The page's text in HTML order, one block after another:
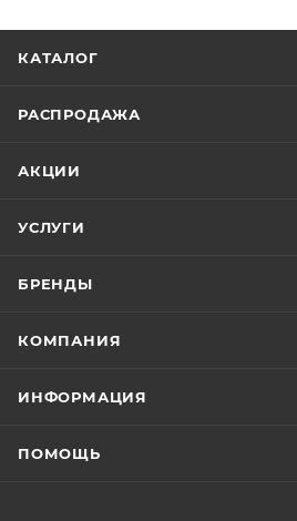
КАТАЛОГ
РАСПРОДАЖА
АКЦИИ
УСЛУГИ
БРЕНДЫ
КОМПАНИЯ
ИНФОРМАЦИЯ
ПОМОЩЬ